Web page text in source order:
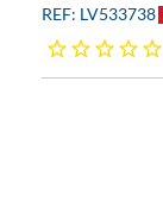
LV533738